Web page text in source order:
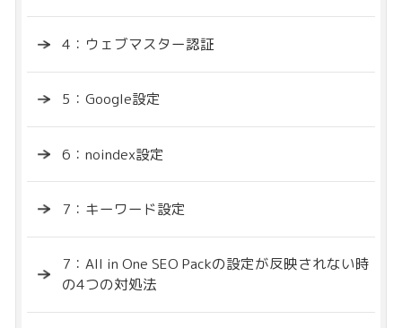
4：ウェブマスター認証
5：Google設定
6：noindex設定
7：キーワード設定
7：All in One SEO Packの設定が反映されない時
の4つの対処法